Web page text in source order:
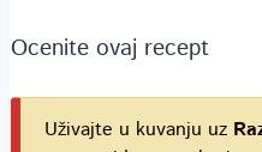
Ocenite ovaj recept
Uživajte u kuvanju uz